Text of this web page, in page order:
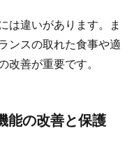
は違いがあります。ま
ンスの取れた食事や適
改善が重要です。
能の改善と保護